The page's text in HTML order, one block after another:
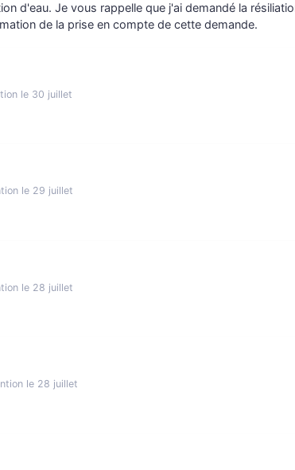
d'eau. Je vous rappelle que j'ai demandé la
de la prise en compte de cette demande.
le 30 juillet
le 29 juillet
le 28 juillet
le 28 juillet